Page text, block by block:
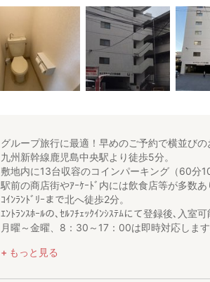
グループ旅行に最適！早めのご予約で横並びの
九州新幹線鹿児島中央駅より徒歩5分。
敷地内に13台収容のコインパーキング（60分
駅前の商店街やｱｰｹｰﾄﾞ内には飲食店等が多数あ
ｺｲﾝﾗﾝﾄﾞﾘｰまで北へ徒歩2分。
ｴﾝﾄﾗﾝｽﾎｰﾙの､ｾﾙﾌﾁｪｯｸｲﾝｼｽﾃﾑにて登録後､入室可
月曜～金曜、8：30～17：00は即時対応します
無人対応施設のため、連絡後、現場到着まで約
もっと見る